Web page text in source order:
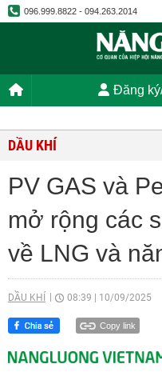
096.999.8822 - 094.263.2014
Đăng
DẦU KHÍ
PV GAS và
mở rộng các
về LNG và
DẦU KHÍ 08:39 10/09/2025
Copy link